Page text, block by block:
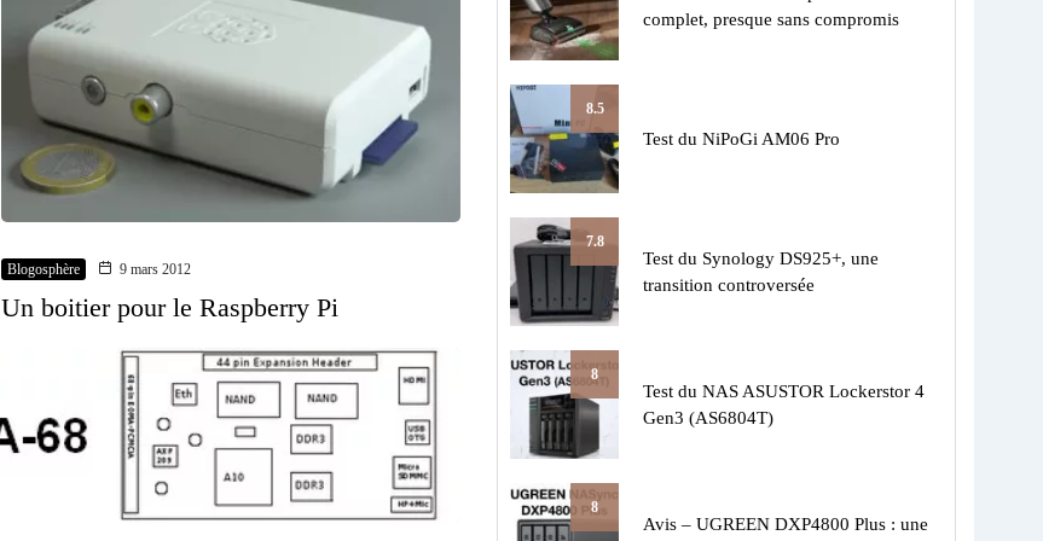
Blogosphère 9 mars 2012
Un boitier pour le Raspberry Pi
complet, presque sans compromis
8.5
Test du NiPoGi AM06 Pro
7.8
Test du Synology DS925+, une
transition controversée
8
Test du NAS ASUSTOR Lockerstor 4
Gen3 (AS6804T)
8
Avis – UGREEN DXP4800 Plus : une